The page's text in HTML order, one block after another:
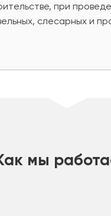
при
слесарных и
мы